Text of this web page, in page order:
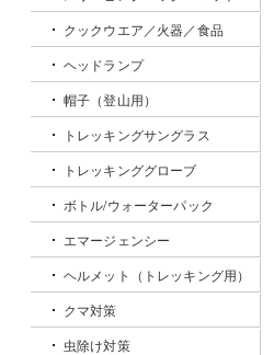
クックウエア／火器／食品
ヘッドランプ
帽子（登山用）
トレッキングサングラス
トレッキンググローブ
ボトル/ウォーターパック
エマージェンシー
ヘルメット（トレッキング用）
クマ対策
虫除け対策